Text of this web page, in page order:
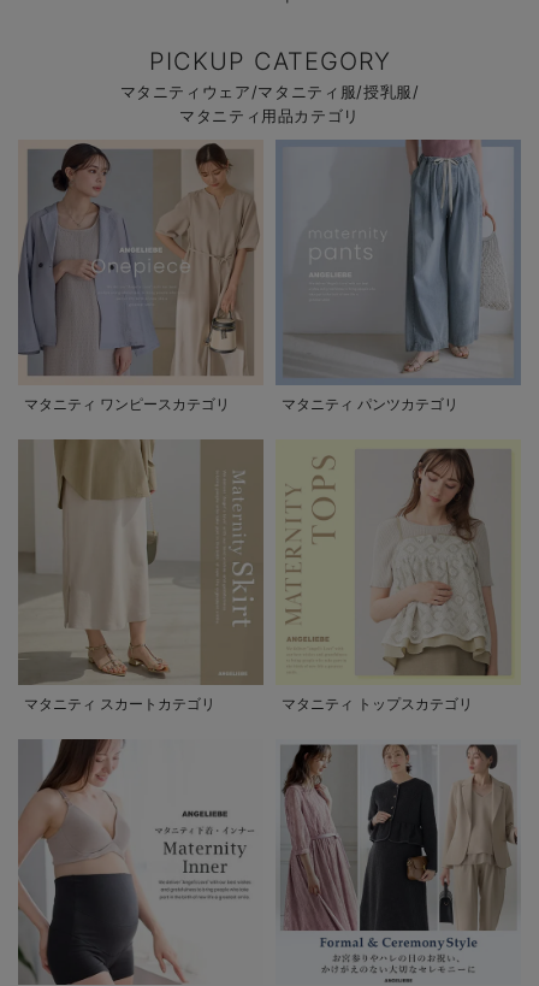
PICKUP CATEGORY
マタニティウェア/マタニティ服/授乳服/
マタニティ用品カテゴリ
マタニティ ワンピースカテゴリ マタニティ パンツカテゴリ
マタニティ スカートカテゴリ マタニティ トップスカテゴリ